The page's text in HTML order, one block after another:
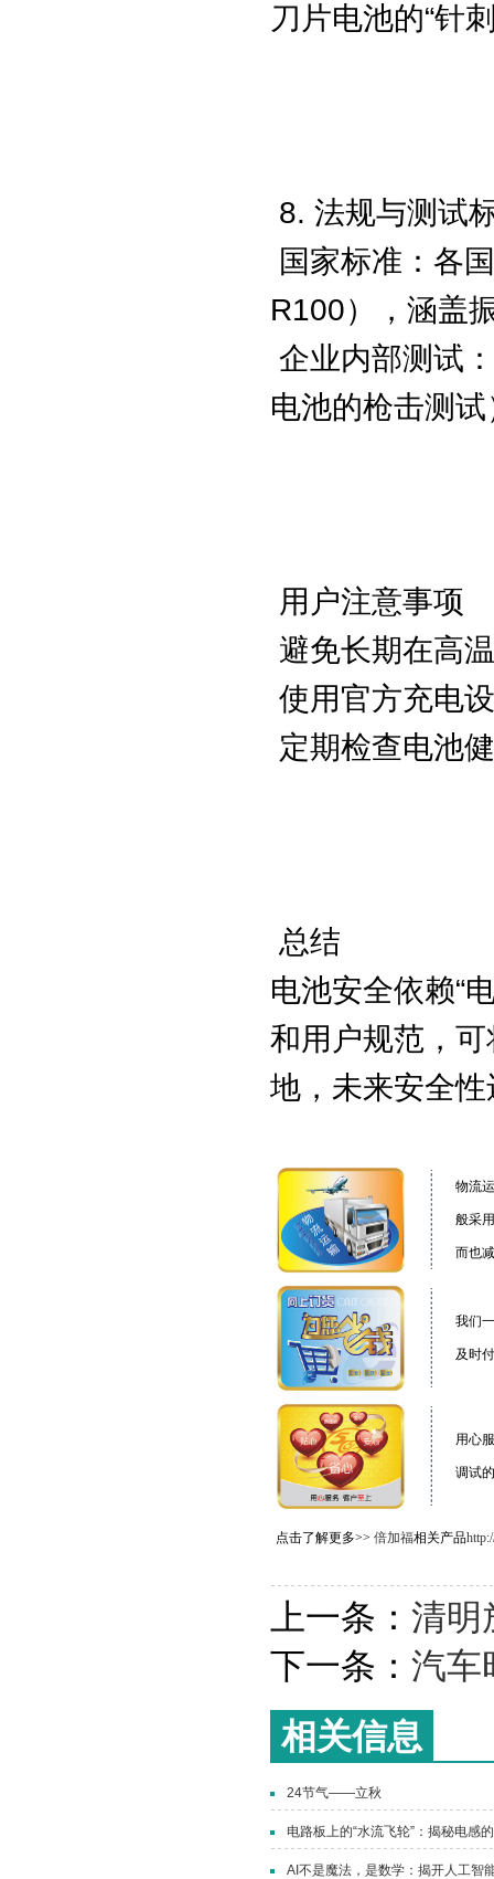
刀片电池的“针
8. 法规与测试
国家标准：各
R100），涵盖
企业内部测试
电池的枪击测
用户注意事项
避免长期在高
使用官方充电
定期检查电池
总结
电池安全依赖“
和用户规范，
地，未来安全
物流
般采
而也
我们
及时
用心
调试
点击了解更多>> 倍加福相关产品
上一条： 清明
下一条： 汽车
相关信息
24节气——立秋
电路板上的“水流飞轮”：揭秘电感
AI不是魔法，是数学：揭开人工智